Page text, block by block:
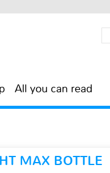
All you can read
MAX BOTTLE